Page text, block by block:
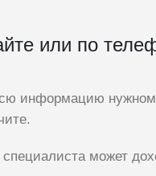
или по
информацию
может